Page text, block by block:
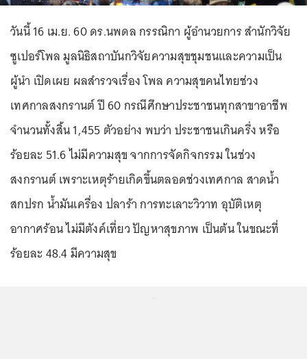
วันนี้ 16 เม.ย. 60 ดร.นพดล กรรณิกา ผู้อำนวยการ สำนักวิจัย
ซูเปอร์โพล มูลนิธิสถาบันกวิจัยความสุขชุมชนและความเป็น
ผู้นำ เปิดเผย ผลสำรวจเรื่อง โพล ความสุขคนไทยช่วง
เทศกาลสงกรานต์ ปี 60 กรณีศึกษาประชาชนทุกสาขาอาชีพ
จำนวนทั้งสิ้น 1,455 ตัวอย่าง พบว่า ประชาชนเกินครึ่ง หรือ
ร้อยละ 51.6 ไม่มีความสุข จากการจัดกิจกรรม ในช่วง
สงกรานต์ เพราะเหตุร้ายเกิดขึ้นตลอดช่วงเทศกาล สาดน้ำ
สกปรก น้ำมันเครื่อง ปลาร้า การทะเลาะวิวาท อุบัติเหตุ
อากาศร้อน ไม่มีตังค์เที่ยว ปัญหาสุขภาพ เป็นต้น ในขณะที่
ร้อยละ 48.4 มีความสุข